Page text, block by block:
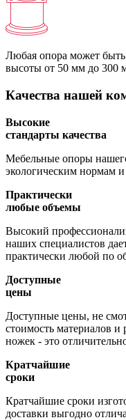
Любая опора может
высоты от 50 мм до 300
Качества нашей
Высокие
стандарты качества
Мебельные опоры
экологическим нормам
Практически
любые объемы
Высокий
наших специалистов
практически любой по
Доступные
цены
Доступные цены, не
стоимость материалов
ножек - это
Кратчайшие
сроки
Кратчайшие сроки
доставки выгодно